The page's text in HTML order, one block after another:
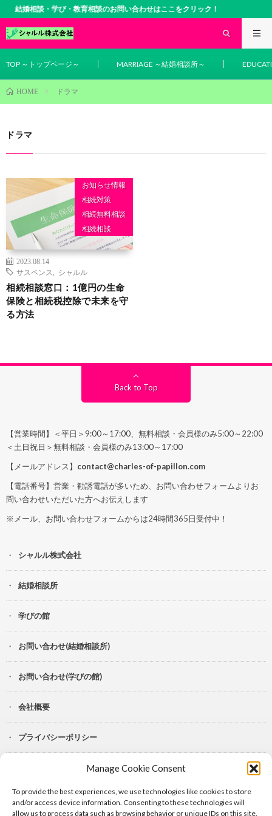
Manage Cookie Consent
To provide the best experiences, we use technologies like cookies to store
and/or access device information. Consenting to these technologies will
allow us to process data such as browsing behavior or unique IDs on this site.
結婚相談・学び・教育相談のお問い合わせはここをクリック！
TOP ～トップページ～ MARRIAGE ～結婚相談所～
HOME ドラマ
ドラマ
お知らせ情報
相続対策
相続無料相談
相続相談
2023.08.14
サスペンス
シャルル
相続相談窓口：1億円の生命
保険と相続税控除で未来を守
る方法
Back to Top
【営業時間】＜平日＞9:00～17:00、無料相談・会員様のみ5:00～22:00
＜土日祝日＞無料相談・会員様のみ13:00～17:00
【メールアドレス】 contact@charles-of-papillon.com
【電話番号】営業・勧誘電話が多いため、お問い合わせフォームよりお
問い合わせいただいた方へお伝えします
※メール、お問い合わせフォームからは24時間365日受付中！
シャルル株式会社
結婚相談所
学びの館
お問い合わせ(結婚相談所)
お問い合わせ(学びの館)
会社概要
プライバシーポリシー
Lit.Link